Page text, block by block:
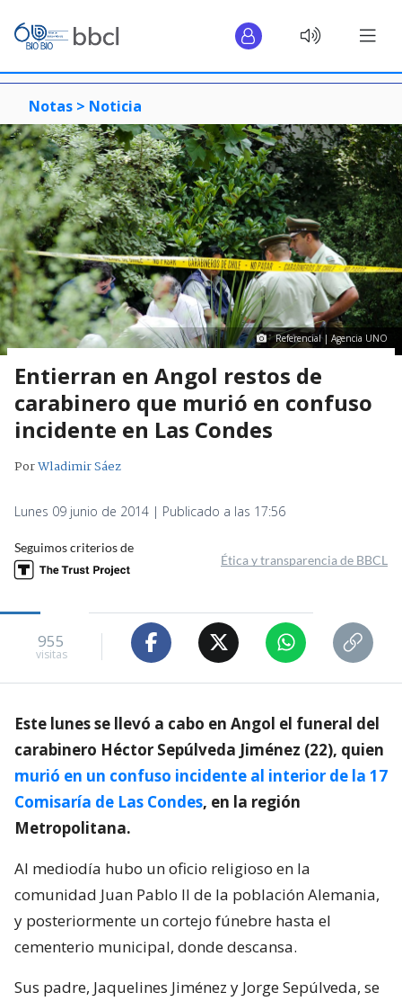
Notas > Noticia
Referencial | Agencia UNO
Entierran en Angol restos de
carabinero que murió en confuso
incidente en Las Condes
PorWladimir Sáez
Lunes 09 junio de 2014 | Publicado a las 17:56
Seguimos criterios de
Ética y transparencia de BBCL
955
visitas
Este lunes se llevó a cabo en Angol el funeral del
carabinero Héctor Sepúlveda Jiménez (22), quien
murió en un confuso incidente al interior de la 17
Comisaría de Las Condes, en la región
Metropolitana.
Al mediodía hubo un oficio religioso en la
comunidad Juan Pablo II de la población Alemania,
y posteriormente un cortejo fúnebre hasta el
cementerio municipal, donde descansa.
Sus padre, Jaquelines Jiménez y Jorge Sepúlveda, se